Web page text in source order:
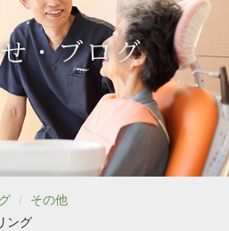
・ブログ
その他
ング